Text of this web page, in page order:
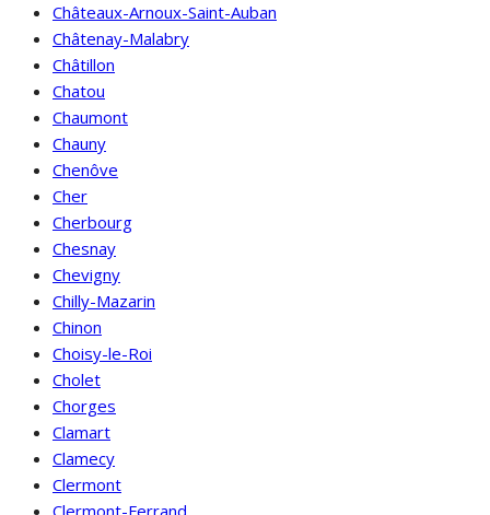
Châteaux-Arnoux-Saint-Auban
Châtenay-Malabry
Châtillon
Chatou
Chaumont
Chauny
Chenôve
Cher
Cherbourg
Chesnay
Chevigny
Chilly-Mazarin
Chinon
Choisy-le-Roi
Cholet
Chorges
Clamart
Clamecy
Clermont